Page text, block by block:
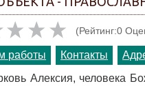
(Рейтинг:0
работы Контакты
Алексия, человека